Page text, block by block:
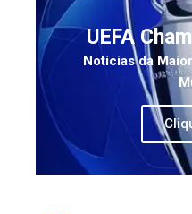
UEFA
Notícias da